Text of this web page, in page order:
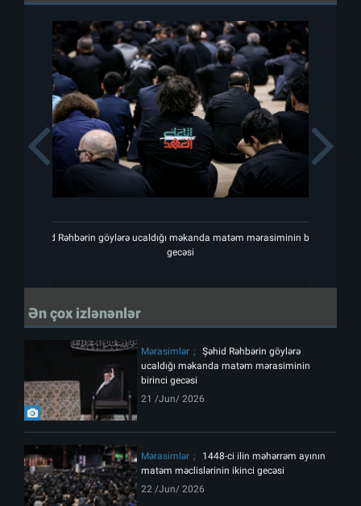
Şəhid Rəhbərin göylərə ucaldığı məkanda matəm mərasiminin birinci
gecəsi
Previous
Ən çox izlənənlər
Mərasimlər
Şəhid Rəhbərin göylərə
ucaldığı məkanda matəm mərasiminin
birinci gecəsi
21 /Jun/ 2026
Mərasimlər
1448-ci ilin məhərrəm ayının
matəm məclislərinin ikinci gecəsi
22 /Jun/ 2026